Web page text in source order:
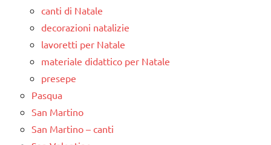
canti di Natale
decorazioni natalizie
lavoretti per Natale
materiale didattico per Natale
presepe
Pasqua
San Martino
San Martino – canti